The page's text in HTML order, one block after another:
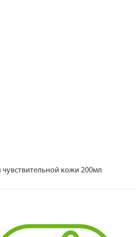
кожи 200мл